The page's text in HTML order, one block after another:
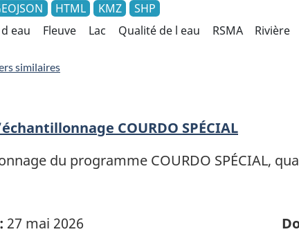
HTML KMZ SHP
eau Fleuve Lac Qualité de l eau RSMA Rivière
similaires
COURDO SPÉCIAL
du programme COURDO SPÉCIAL,
27 mai 2026